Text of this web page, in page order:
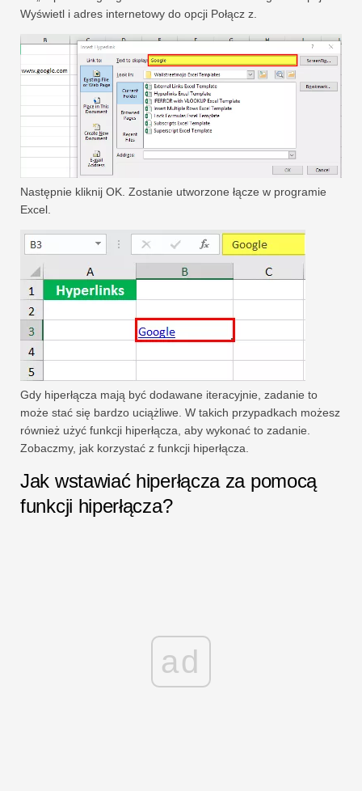
Wyświetl i adres internetowy do opcji Połącz z.
Następnie kliknij OK. Zostanie utworzone łącze w programie
Excel.
Gdy hiperłącza mają być dodawane iteracyjnie, zadanie to
może stać się bardzo uciążliwe. W takich przypadkach możesz
również użyć funkcji hiperłącza, aby wykonać to zadanie.
Zobaczmy, jak korzystać z funkcji hiperłącza.
Jak wstawiać hiperłącza za pomocą
funkcji hiperłącza?
ad